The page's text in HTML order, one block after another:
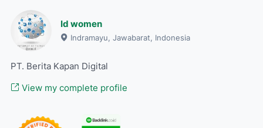
Id women
Indramayu, Jawabarat, Indonesia
PT. Berita Kapan Digital
View my complete profile